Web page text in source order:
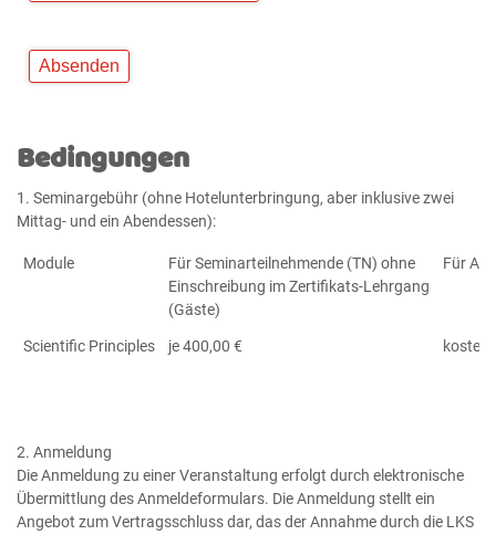
Bedingungen
1. Seminargebühr (ohne Hotelunterbringung, aber inklusive zwei
Mittag- und ein Abendessen):
Module
Für Seminarteilnehmende (TN) ohne
Einschreibung im Zertifikats-Lehrgang
(Gäste)
Für
Scientific Principles je 400,00 €
2. Anmeldung
Die Anmeldung zu einer Veranstaltung erfolgt durch elektronische
Übermittlung des Anmeldeformulars. Die Anmeldung stellt ein
Angebot zum Vertragsschluss dar, das der Annahme durch die LKS